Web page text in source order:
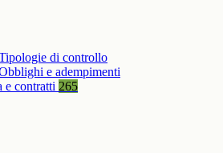
di controllo
e adempimenti
e contratti 265